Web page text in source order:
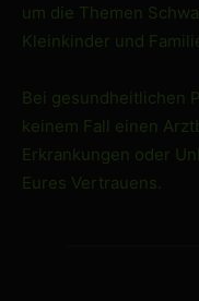
um die Themen
Kleinkinder und
Bei gesundheitlichen
keinem Fall einen
Erkrankungen oder
Eures Vertrauens.